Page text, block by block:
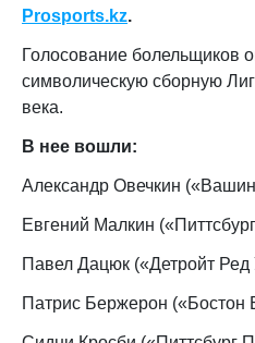
Prosports.kz.
Голосование болельщиков
символическую сборную
века.
В нее вошли:
Александр Овечкин
Евгений Малкин
Павел Дацюк («Детройт Ред
Патрис Бержерон («Бостон